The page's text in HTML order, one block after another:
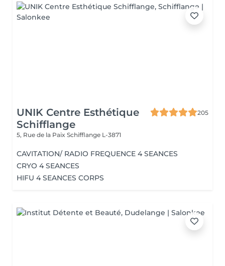
UNIK Centre Esthétique
Schifflange
205
5, Rue de la Paix Schifflange L-3871
CAVITATION/ RADIO FREQUENCE 4 SEANCES
CRYO 4 SEANCES
HIFU 4 SEANCES CORPS